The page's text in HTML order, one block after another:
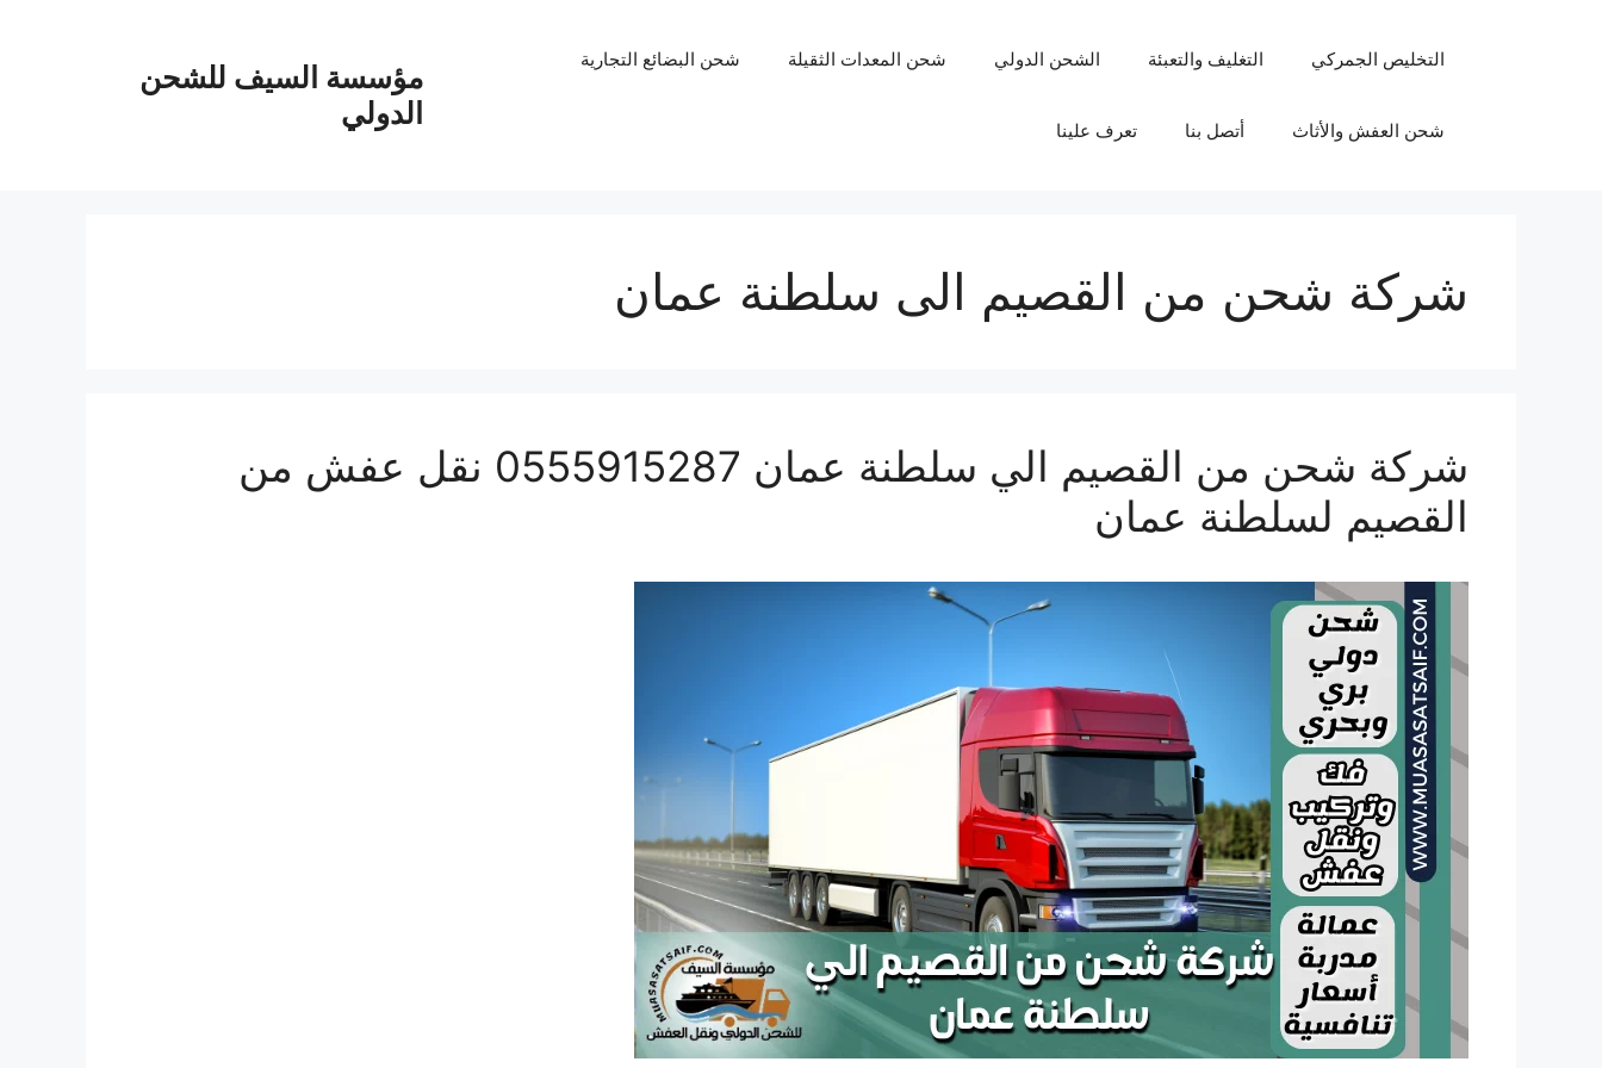
مؤسسة السيف للشحن
الدولي
التخليص الجمركي التغليف والتعبئة الشحن الدولي شحن المعدات الثقيلة شحن البضائع التجارية
شحن العفش والأثاث أتصل بنا تعرف علينا
شركة شحن من القصيم الى سلطنة عمان
شركة شحن من القصيم الي سلطنة عمان 0555915287 نقل عفش من
القصيم لسلطنة عمان